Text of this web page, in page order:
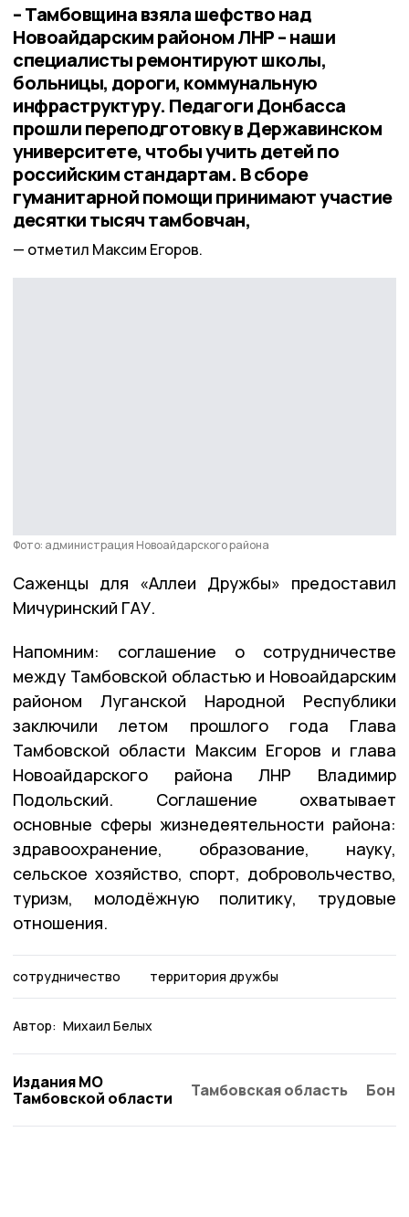
– Тамбовщина взяла шефство над
Новоайдарским районом ЛНР – наши
специалисты ремонтируют школы,
больницы, дороги, коммунальную
инфраструктуру. Педагоги Донбасса
прошли переподготовку в Державинском
университете, чтобы учить детей по
российским стандартам. В сборе
гуманитарной помощи принимают участие
десятки тысяч тамбовчан,
отметил Максим Егоров.
Фото: администрация Новоайдарского района
Саженцы для «Аллеи Дружбы» предоставил
Мичуринский ГАУ.
Напомним: соглашение о сотрудничестве
между Тамбовской областью и Новоайдарским
районом Луганской Народной Республики
заключили летом прошлого года Глава
Тамбовской области Максим Егоров и глава
Новоайдарского района ЛНР Владимир
Подольский. Соглашение охватывает
основные сферы жизнедеятельности района:
здравоохранение, образование, науку,
сельское хозяйство, спорт, добровольчество,
туризм, молодёжную политику, трудовые
отношения.
сотрудничество территория дружбы
Автор: Михаил Белых
Издания МО
Тамбовской области
Тамбовская область